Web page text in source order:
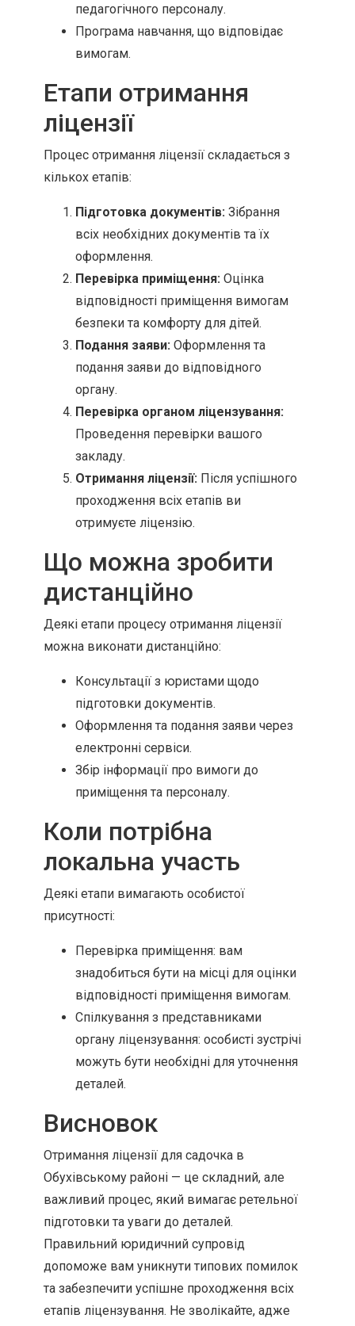
педагогічного персоналу.
Програма навчання, що відповідає
вимогам.
Етапи отримання
ліцензії
Процес отримання ліцензії складається з
кількох етапів:
Підготовка документів: Зібрання
всіх необхідних документів та їх
оформлення.
Перевірка приміщення: Оцінка
відповідності приміщення вимогам
безпеки та комфорту для дітей.
Подання заяви: Оформлення та
подання заяви до відповідного
органу.
Перевірка органом ліцензування:
Проведення перевірки вашого
закладу.
Отримання ліцензії: Після успішного
проходження всіх етапів ви
отримуєте ліцензію.
Що можна зробити
дистанційно
Деякі етапи процесу отримання ліцензії
можна виконати дистанційно:
Консультації з юристами щодо
підготовки документів.
Оформлення та подання заяви через
електронні сервіси.
Збір інформації про вимоги до
приміщення та персоналу.
Коли потрібна
локальна участь
Деякі етапи вимагають особистої
присутності:
Перевірка приміщення: вам
знадобиться бути на місці для оцінки
відповідності приміщення вимогам.
Спілкування з представниками
органу ліцензування: особисті зустрічі
можуть бути необхідні для уточнення
деталей.
Висновок
Отримання ліцензії для садочка в
Обухівському районі — це складний, але
важливий процес, який вимагає ретельної
підготовки та уваги до деталей.
Правильний юридичний супровід
допоможе вам уникнути типових помилок
та забезпечити успішне проходження всіх
етапів ліцензування. Не зволікайте, адже